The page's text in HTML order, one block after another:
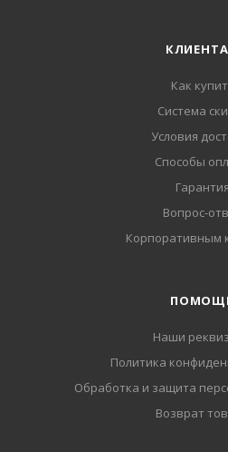
Как
Система
Условия
Способы
Гарантия
Вопрос-
Корпоративным
Наши
Политика
Обработка и защита
Возврат